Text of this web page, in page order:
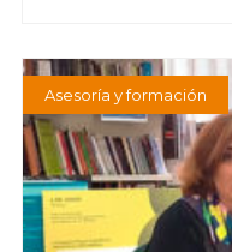
Asesoría y formación